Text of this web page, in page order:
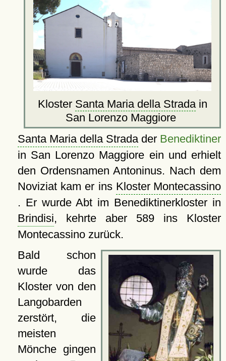
Kloster Santa Maria della Stradain
San Lorenzo Maggiore
Santa Maria della Stradader Benediktiner
in San Lorenzo Maggiore ein und erhielt
den Ordensnamen Antoninus. Nach dem
Noviziat kam er ins Kloster Montecassino
. Er wurde Abt im Benediktinerkloster in
Brindisi, kehrte aber 589 ins Kloster
Montecassino zurück.
Bald schon
wurde das
Kloster von den
Langobarden
zerstört, die
meisten
Mönche gingen